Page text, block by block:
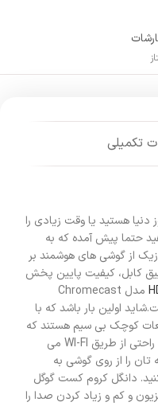
تکمیلی
دنیا هستید یا وقت زیادی را
حتما پیش آمده که به
از گوشی های هوشمند بر
کابل، کیفیت پایین پخش
مدل Chromecast
اولین بار باشد که با
کوچک بی سیم هستند که
در پشت تلویزیون نصب می شوند و به راحتی از طریق WI-FI می
تان را از روی گوشی به
دانگل کروم کست گوگل
و کم و زیاد کردن صدا را